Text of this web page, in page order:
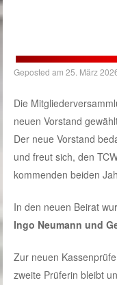
Geposted am25. März
Die
neuen Vorstand
Der neue Vorstand
und freut sich, den
kommenden beiden
In den neuen Beirat
Ingo Neumann und
Zur neuen
zweite Prüferin bleibt